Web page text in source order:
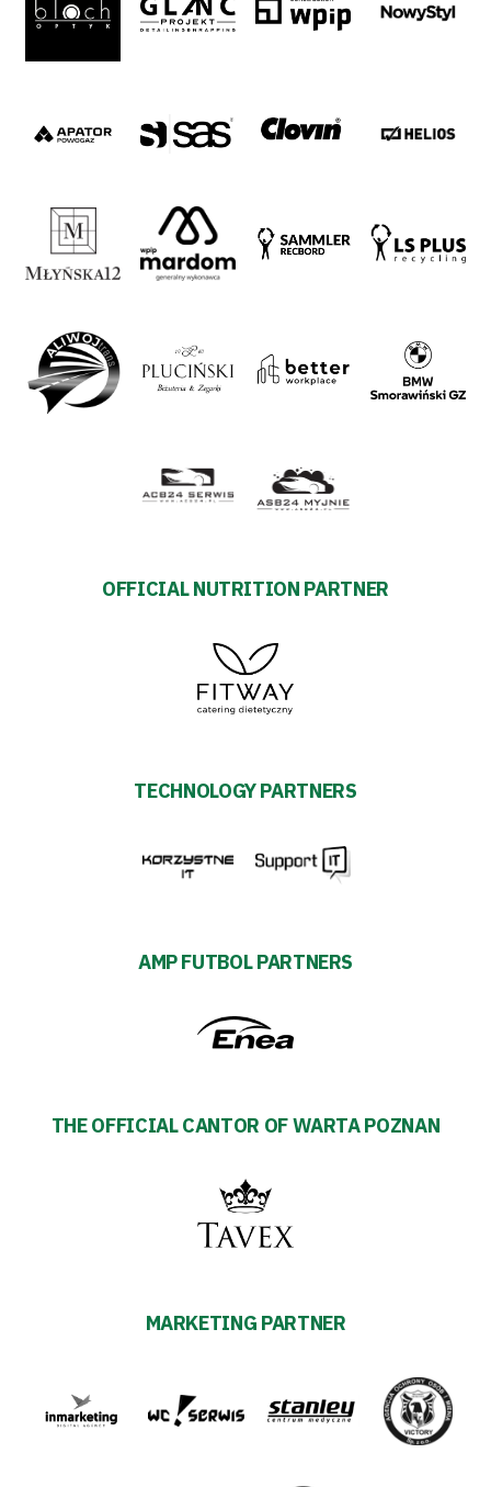
OFFICIAL NUTRITION PARTNER
TECHNOLOGY PARTNERS
AMP FUTBOL PARTNERS
THE OFFICIAL CANTOR OF WARTA POZNAN
MARKETING PARTNER